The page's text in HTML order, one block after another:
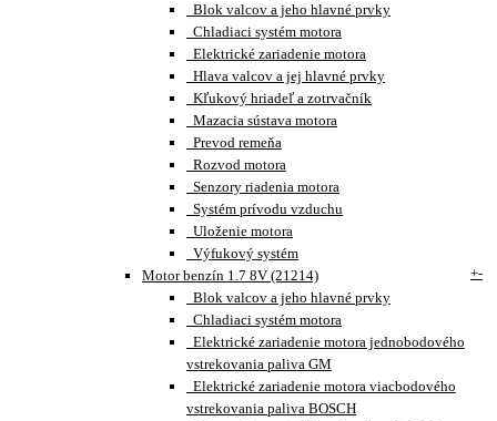
Blok valcov a jeho hlavné prvky
Chladiaci systém motora
Elektrické zariadenie motora
Hlava valcov a jej hlavné prvky
Kľukový hriadeľ a zotrvačník
Mazacia sústava motora
Prevod remeňa
Rozvod motora
Senzory riadenia motora
Systém prívodu vzduchu
Uloženie motora
Výfukový systém
Motor benzín 1.7 8V (21214)
+-
Blok valcov a jeho hlavné prvky
Chladiaci systém motora
Elektrické zariadenie motora jednobodového
vstrekovania paliva GM
Elektrické zariadenie motora viacbodového
vstrekovania paliva BOSCH